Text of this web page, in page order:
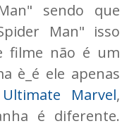
sendo que
Man" isso
filme não é um
è_é ele apenas
Ultimate Marvel,
é diferente.